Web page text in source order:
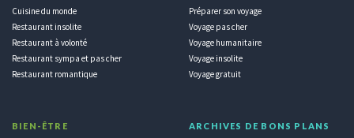
Cuisine du monde
Restaurant insolite
Restaurant à volonté
Restaurant sympa et pas cher
Restaurant romantique
BIEN-ÊTRE
Préparer son voyage
Voyage pas cher
Voyage humanitaire
Voyage insolite
Voyage gratuit
ARCHIVES DE BONS PLANS